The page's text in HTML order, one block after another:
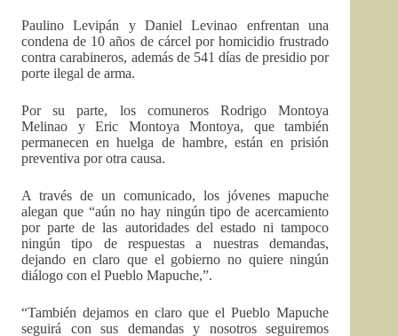
Paulino Levipán y Daniel Levinao enfrentan una
condena de 10 años de cárcel por homicidio frustrado
contra carabineros, además de 541 días de presidio por
porte ilegal de arma.
Por su parte, los comuneros Rodrigo Montoya
Melinao y Eric Montoya Montoya, que también
permanecen en huelga de hambre, están en prisión
preventiva por otra causa.
A través de un comunicado, los jóvenes mapuche
alegan que “aún no hay ningún tipo de acercamiento
por parte de las autoridades del estado ni tampoco
ningún tipo de respuestas a nuestras demandas,
dejando en claro que el gobierno no quiere ningún
diálogo con el Pueblo Mapuche,”.
“También dejamos en claro que el Pueblo Mapuche
seguirá con sus demandas y nosotros seguiremos